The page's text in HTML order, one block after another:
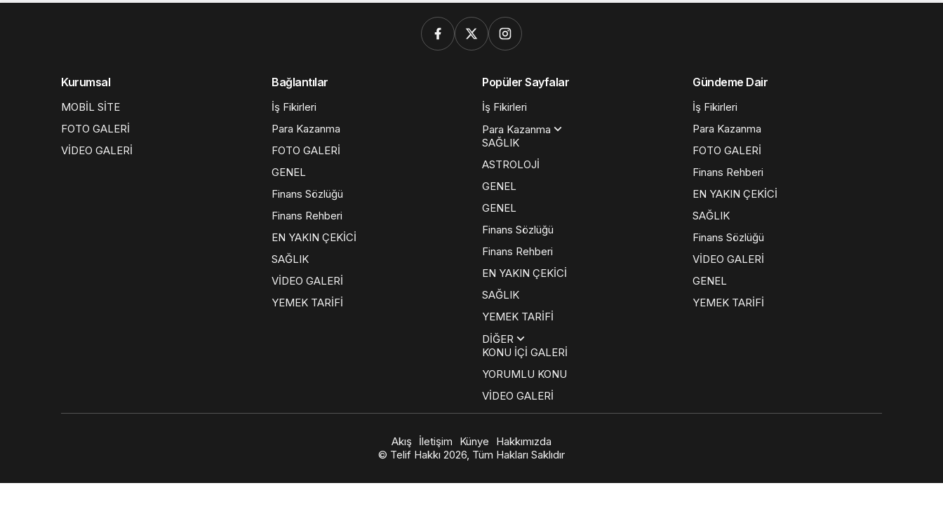
Kurumsal
MOBİL SİTE
FOTO GALERİ
VİDEO GALERİ
Bağlantılar
İş Fikirleri
Para Kazanma
FOTO GALERİ
GENEL
Finans Sözlüğü
Finans Rehberi
EN YAKIN ÇEKİCİ
SAĞLIK
VİDEO GALERİ
YEMEK TARİFİ
Popüler Sayfalar
İş Fikirleri
Para Kazanma
SAĞLIK
ASTROLOJİ
GENEL
GENEL
Finans Sözlüğü
Finans Rehberi
EN YAKIN ÇEKİCİ
SAĞLIK
YEMEK TARİFİ
DİĞER
KONU İÇİ GALERİ
YORUMLU KONU
VİDEO GALERİ
Gündeme Dair
İş Fikirleri
Para Kazanma
FOTO GALERİ
Finans Rehberi
EN YAKIN ÇEKİCİ
SAĞLIK
Finans Sözlüğü
VİDEO GALERİ
GENEL
YEMEK TARİFİ
Akış İletişim Künye
Hakkımızda
© Telif Hakkı 2026, Tüm Hakları Saklıdır